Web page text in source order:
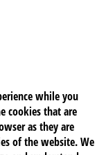
while you
cookies that are
as they are
of the website. We